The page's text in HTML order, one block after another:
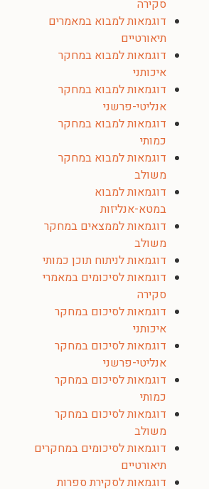
סקירה
דוגמאות למבוא במאמרים
תיאורטיים
דוגמאות למבוא במחקר
איכותני
דוגמאות למבוא במחקר
אנליטי-פרשני
דוגמאות למבוא במחקר
כמותי
דוגמאות למבוא במחקר
משולב
דוגמאות למבוא
במטא-אנליזות
דוגמאות לממצאים במחקר
משולב
דוגמאות לניתוח תוכן כמותי
דוגמאות לסיכומים במאמרי
סקירה
דוגמאות לסיכום במחקר
איכותני
דוגמאות לסיכום במחקר
אנליטי-פרשני
דוגמאות לסיכום במחקר
כמותי
דוגמאות לסיכום במחקר
משולב
דוגמאות לסיכומים במחקרים
תיאורטיים
דוגמאות לסקירת ספרות